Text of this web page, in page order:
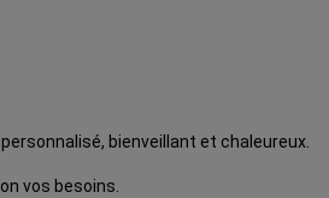
bienveillant et chaleureux.
vos besoins.